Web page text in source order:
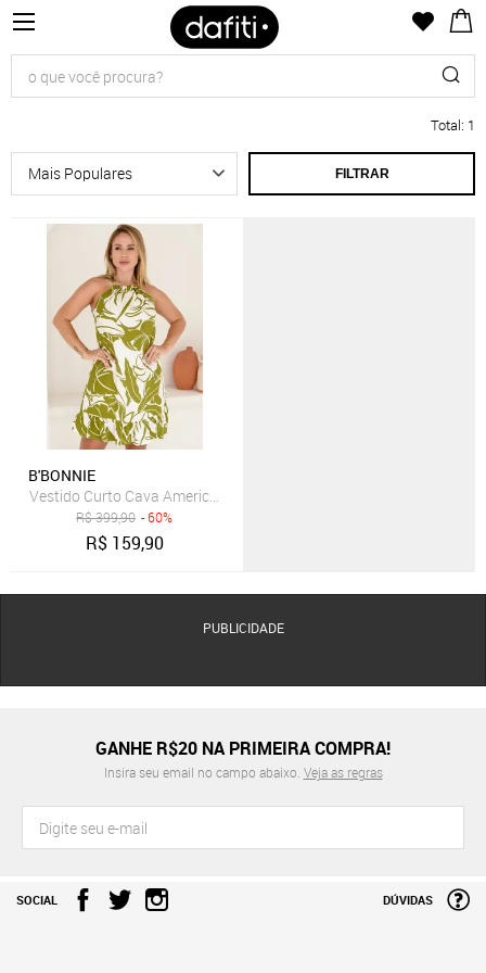
Total: 1
FILTRAR
B'BONNIE
Vestido Curto Cava Americana e Alças B'Bonnie Alana Flolha
R$399,90 - 60%
R$ 159,90
PUBLICIDADE
GANHE R$20 NA PRIMEIRA COMPRA!
Insira seu email no campo abaixo. Veja as regras
SOCIAL DÚVIDAS